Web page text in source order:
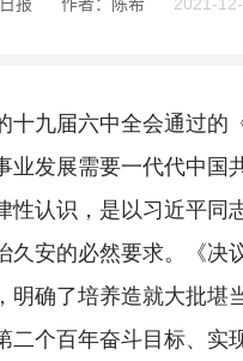
九届六中全会通过的《
业发展需要一代代中国
性认识，是以习近平同
久安的必然要求。《决
明确了培养造就大批堪
二个百年奋斗目标、实